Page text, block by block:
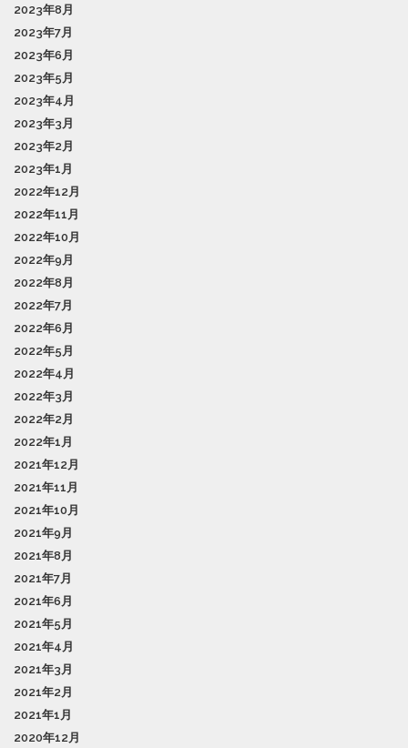
2023年8月
2023年7月
2023年6月
2023年5月
2023年4月
2023年3月
2023年2月
2023年1月
2022年12月
2022年11月
2022年10月
2022年9月
2022年8月
2022年7月
2022年6月
2022年5月
2022年4月
2022年3月
2022年2月
2022年1月
2021年12月
2021年11月
2021年10月
2021年9月
2021年8月
2021年7月
2021年6月
2021年5月
2021年4月
2021年3月
2021年2月
2021年1月
2020年12月